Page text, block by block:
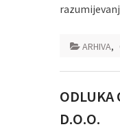
ARHIVA,
ODLUKA
D.O.O.